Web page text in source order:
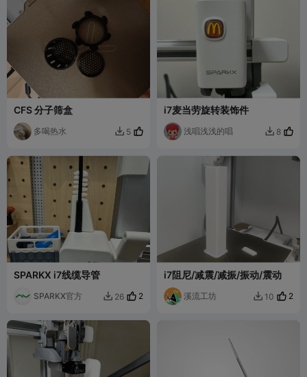
CFS 分子筛盒
多喝热水  5
i7麦当劳旋转装饰件
浅唱浅浅的唱  8
SPARKX i7线缆导管
SPARKX官方  26 2
i7阻尼/减震/减振/振动/震动
溪流工坊  10 2